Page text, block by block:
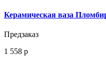
Керамическая ваза
Предзаказ
1 558 р